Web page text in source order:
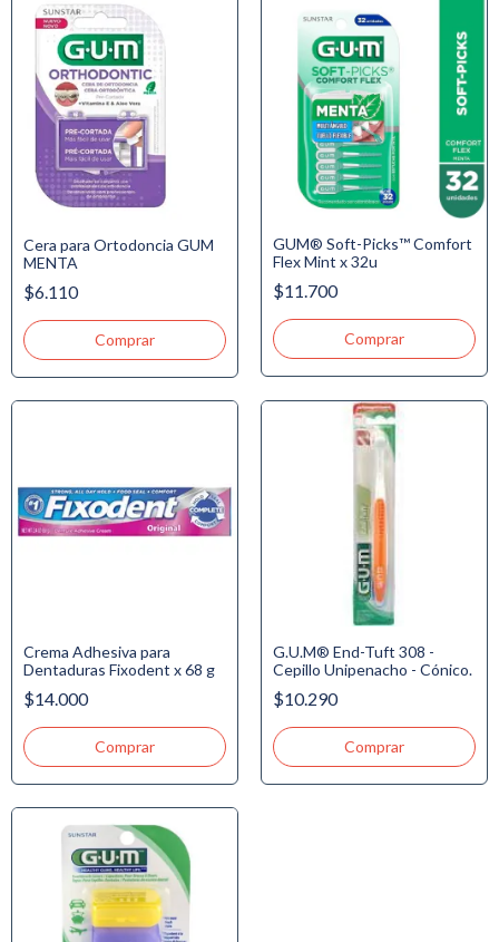
Cera para Ortodoncia GUM
MENTA
$6.110
GUM® Soft-Picks™ Comfort
Flex Mint x 32u
$11.700
Crema Adhesiva para
Dentaduras Fixodent x 68 g
$14.000
G.U.M® End-Tuft 308 -
Cepillo Unipenacho - Cónico.
$10.290